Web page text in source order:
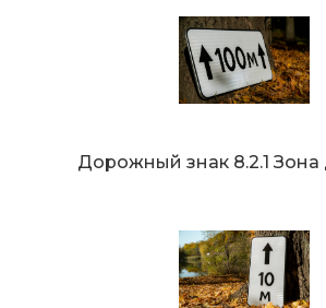
Дорожный знак 8.2.1 Зона